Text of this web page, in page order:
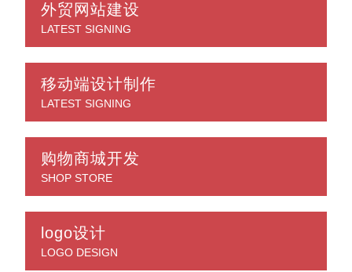
外贸网站建设
LATEST SIGNING
移动端设计制作
LATEST SIGNING
购物商城开发
SHOP STORE
logo设计
LOGO DESIGN